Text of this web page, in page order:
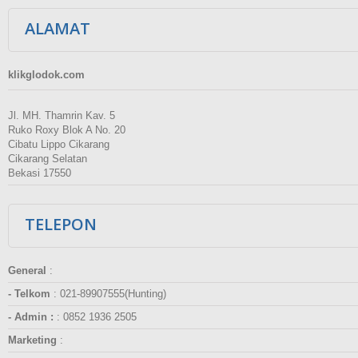
ALAMAT
klikglodok.com
Jl. MH. Thamrin Kav. 5
Ruko Roxy Blok A No. 20
Cibatu Lippo Cikarang
Cikarang Selatan
Bekasi 17550
TELEPON
General :
- Telkom : 021-89907555(Hunting)
- Admin : : 0852 1936 2505
Marketing :